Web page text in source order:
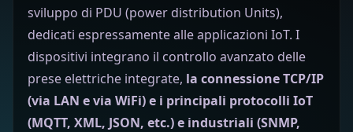
sviluppo di PDU (power distribution Units),
dedicati espressamente alle applicazioni IoT. I
dispositivi integrano il controllo avanzato delle
prese elettriche integrate, la connessione TCP/IP
(via LAN e via WiFi) e i principali protocolli IoT
(MQTT, XML, JSON, etc.) e industriali (SNMP,